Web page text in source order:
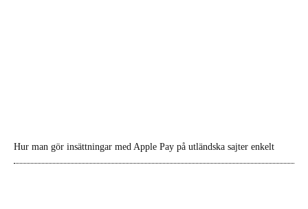
Hur man gör insättningar med Apple Pay på utländska sajter enkelt